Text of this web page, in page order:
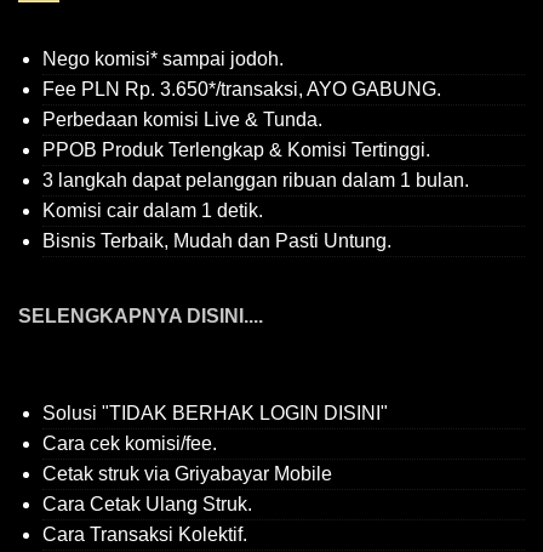
Nego komisi* sampai jodoh.
Fee PLN Rp. 3.650*/transaksi, AYO GABUNG.
Perbedaan komisi Live & Tunda.
PPOB Produk Terlengkap & Komisi Tertinggi.
3 langkah dapat pelanggan ribuan dalam 1 bulan.
Komisi cair dalam 1 detik.
Bisnis Terbaik, Mudah dan Pasti Untung.
SELENGKAPNYA DISINI....
Solusi "TIDAK BERHAK LOGIN DISINI"
Cara cek komisi/fee.
Cetak struk via Griyabayar Mobile
Cara Cetak Ulang Struk.
Cara Transaksi Kolektif.